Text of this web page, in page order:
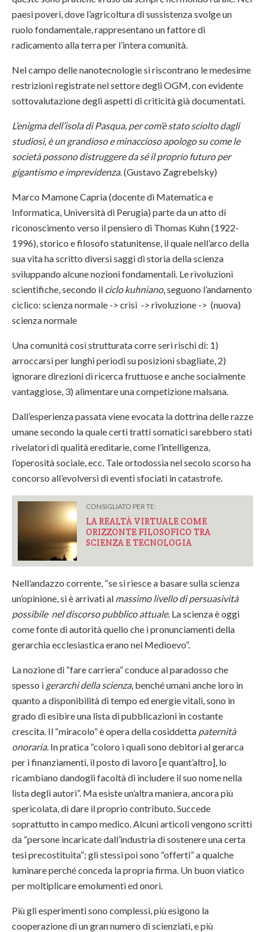
paesi poveri, dove l’agricoltura di sussistenza svolge un
ruolo fondamentale, rappresentano un fattore di
radicamento alla terra per l’intera comunità.
Nel campo delle nanotecnologie si riscontrano le medesime
restrizioni registrate nel settore degli OGM, con evidente
sottovalutazione degli aspetti di criticità già documentati.
L’enigma dell’isola di Pasqua, per com’è stato sciolto dagli
studiosi, è un grandioso e minaccioso apologo su come le
società possono distruggere da sé il proprio futuro per
gigantismo e imprevidenza. (Gustavo Zagrebelsky)
Marco Mamone Capria (docente di Matematica e
Informatica, Università di Perugia) parte da un atto di
riconoscimento verso il pensiero di Thomas Kuhn (1922-
1996), storico e filosofo statunitense, il quale nell’arco della
sua vita ha scritto diversi saggi di storia della scienza
sviluppando alcune nozioni fondamentali. Le rivoluzioni
scientifiche, secondo il ciclo kuhniano, seguono l’andamento
ciclico: scienza normale -> crisi -> rivoluzione -> (nuova)
scienza normale
Una comunità così strutturata corre seri rischi di: 1)
arroccarsi per lunghi periodi su posizioni sbagliate, 2)
ignorare direzioni di ricerca fruttuose e anche socialmente
vantaggiose, 3) alimentare una competizione malsana.
Dall’esperienza passata viene evocata la dottrina delle razze
umane secondo la quale certi tratti somatici sarebbero stati
rivelatori di qualità ereditarie, come l’intelligenza,
l’operosità sociale, ecc. Tale ortodossia nel secolo scorso ha
concorso all’evolversi di eventi sfociati in catastrofe.
CONSIGLIATO PER TE:
LA REALTÀ VIRTUALE COME
ORIZZONTE FILOSOFICO TRA
SCIENZA E TECNOLOGIA
Nell’andazzo corrente, “se si riesce a basare sulla scienza
un’opinione, si è arrivati al massimo livello di persuasività
possibile nel discorso pubblico attuale. La scienza è oggi
come fonte di autorità quello che i pronunciamenti della
gerarchia ecclesiastica erano nel Medioevo”.
La nozione di “fare carriera” conduce al paradosso che
spesso i gerarchi della scienza, benché umani anche loro in
quanto a disponibilità di tempo ed energie vitali, sono in
grado di esibire una lista di pubblicazioni in costante
crescita. Il “miracolo” è opera della cosiddetta paternità
onoraria. In pratica “coloro i quali sono debitori al gerarca
per i finanziamenti, il posto di lavoro [e quant’altro], lo
ricambiano dandogli facoltà di includere il suo nome nella
lista degli autori”. Ma esiste un’altra maniera, ancora più
spericolata, di dare il proprio contributo. Succede
soprattutto in campo medico. Alcuni articoli vengono scritti
da “persone incaricate dall’industria di sostenere una certa
tesi precostituita”; gli stessi poi sono “offerti” a qualche
luminare perché conceda la propria firma. Un buon viatico
per moltiplicare emolumenti ed onori.
Più gli esperimenti sono complessi, più esigono la
cooperazione di un gran numero di scienziati, e più